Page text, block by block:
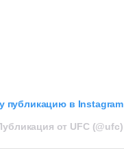
публикацию в Instagram
от UFC (@ufc)